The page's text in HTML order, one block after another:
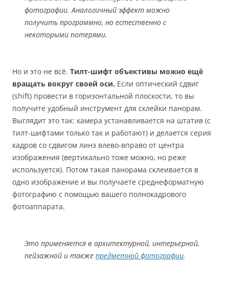
фотографии. Аналогичный эффект можно
получить программно, но естественно с
некоторыми потерями.
Но и это не всё. Тилт-шифт объективы можно ещё
вращать вокруг своей оси. Если оптический сдвиг
(shift) провести в горизонтальной плоскости, то вы
получите удобный инструмент для склейки панорам.
Выглядит это так: камера устанавливается на штатив (с
тилт-шифтами только так и работают) и делается серия
кадров со сдвигом линз влево-вправо от центра
изображения (вертикально тоже можно, но реже
используется). Потом такая панорама склеивается в
одно изображение и вы получаете среднеформатную
фотографию с помощью вашего полнокадрового
фотоаппарата.
Это применяется в архитектурной, интерьерной,
пейзажной и также предметной фотографии.